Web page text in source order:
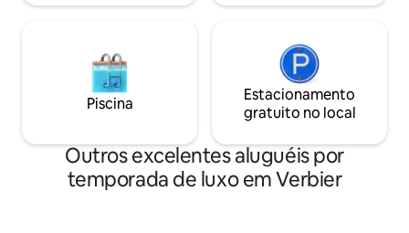
Piscina
Estacionamento
gratuito no local
Outros excelentes aluguéis por
temporada de luxo em Verbier